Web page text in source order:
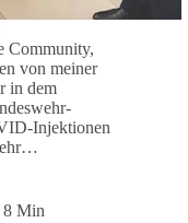
Community,
von meiner
in dem
Injektionen
8 Min